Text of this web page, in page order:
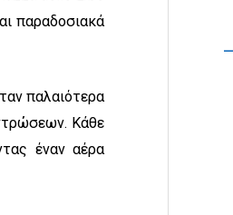
παραδοσιακά
παλαιότερα
Κάθε
έναν αέρα